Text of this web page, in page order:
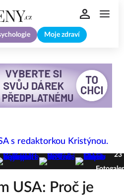
Moje zdraví
23
USA: Proč je